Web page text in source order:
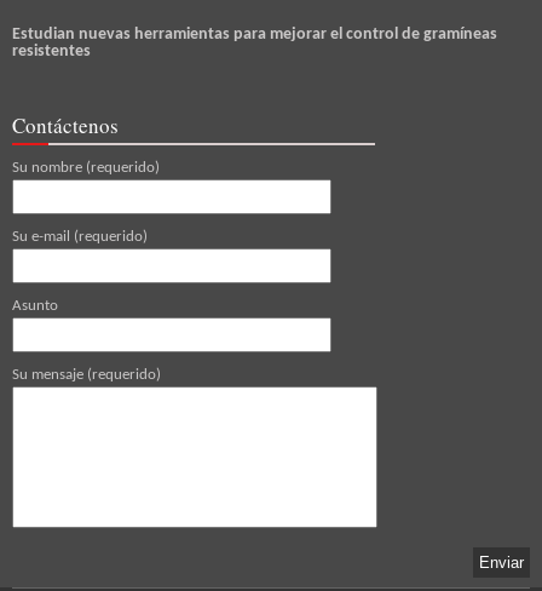
Estudian nuevas herramientas para mejorar el control de gramíneas
resistentes
Contáctenos
Su nombre (requerido)
Su e-mail (requerido)
Asunto
Su mensaje (requerido)